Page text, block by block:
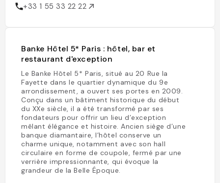
+33 1 55 33 22 22
Banke Hôtel 5* Paris : hôtel, bar et
restaurant d'exception
Le Banke Hôtel 5* Paris, situé au 20 Rue la
Fayette dans le quartier dynamique du 9e
arrondissement, a ouvert ses portes en 2009.
Conçu dans un bâtiment historique du début
du XXe siècle, il a été transformé par ses
fondateurs pour offrir un lieu d’exception
mêlant élégance et histoire. Ancien siège d’une
banque diamantaire, l’hôtel conserve un
charme unique, notamment avec son hall
circulaire en forme de coupole, fermé par une
verrière impressionnante, qui évoque la
grandeur de la Belle Époque.